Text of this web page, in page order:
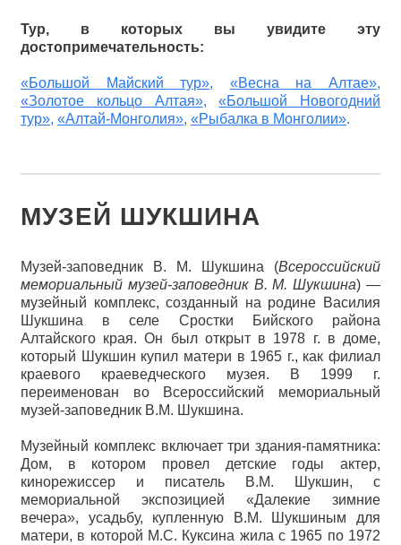
Тур, в которых вы увидите эту
достопримечательность:
«Большой Майский тур», «Весна на Алтае»,
«Золотое кольцо Алтая»,«Большой Новогодний
тур», «Алтай-Монголия», «Рыбалка в Монголии».
МУЗЕЙ ШУКШИНА
Музей-заповедник В. М. Шукшина (Всероссийский
мемориальный музей-заповедник В. М. Шукшина) —
музейный комплекс, созданный на родине Василия
Шукшина в селе Сростки Бийского района
Алтайского края. Он был открыт в 1978 г. в доме,
который Шукшин купил матери в 1965 г., как филиал
краевого краеведческого музея. В 1999 г.
переименован во Всероссийский мемориальный
музей-заповедник В.М. Шукшина.
Музейный комплекс включает три здания-памятника:
Дом, в котором провел детские годы актер,
кинорежиссер и писатель В.М. Шукшин, с
мемориальной экспозицией «Далекие зимние
вечера», усадьбу, купленную В.М. Шукшиным для
матери, в которой М.С. Куксина жила с 1965 по 1972